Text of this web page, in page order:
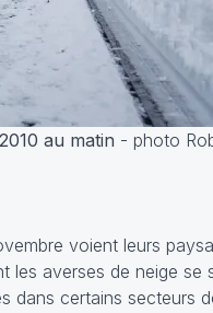
au matin - photo
voient leurs
les averses de neige se
dans certains secteurs